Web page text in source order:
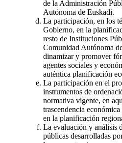
de la Administración
Autónoma de Euskadi.
La participación, en los
Gobierno, en la
resto de Instituciones
Comunidad Autónoma
dinamizar y promover
agentes sociales y
auténtica planificación
La participación en el
instrumentos de
normativa vigente, en
trascendencia
en la planificación
La evaluación y análisis
públicas desarrolladas